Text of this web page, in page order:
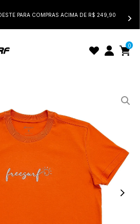
PARA COMPRAS ACIMA DE R$ 249,90
0